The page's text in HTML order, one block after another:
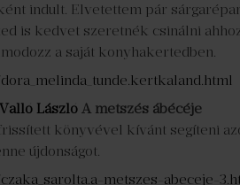
indult. Elvetettem pár
is kedvet szeretnék csinálni
a saját konyhakertedben.
Valló László A metszés ábécéje
könyvével kívánt segíteni
újdonságot.
metszes-abeceje-